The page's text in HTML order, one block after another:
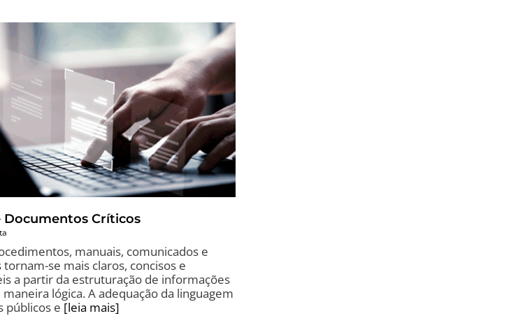
Documentos Críticos
manuais, comunicados e
se mais claros, concisos e
a partir da estruturação de informações
lógica. A adequação da linguagem
públicos e [leia mais]